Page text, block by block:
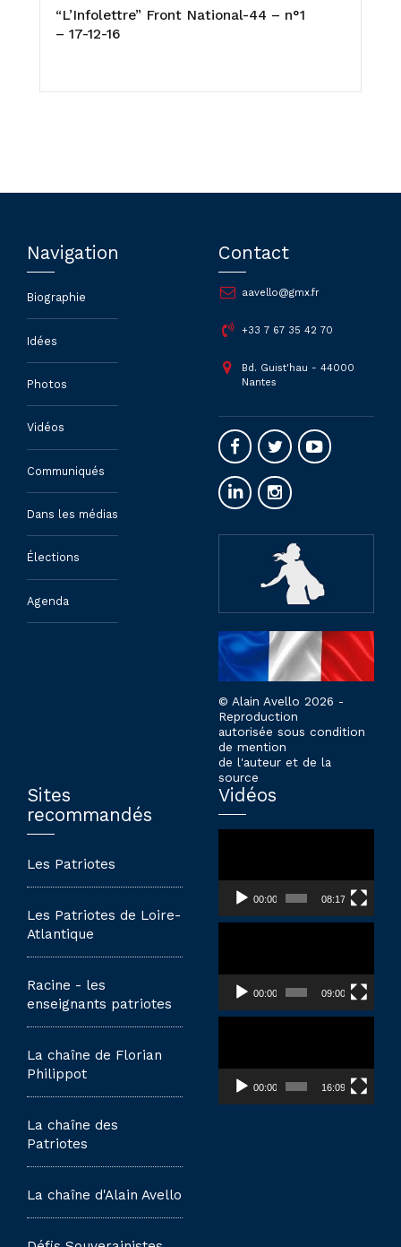
“L’Infolettre” Front National-44 – n°1
– 17-12-16
Navigation
Biographie
Idées
Photos
Vidéos
Communiqués
Dans les médias
Élections
Agenda
Contact
aavello@gmx.fr
+33 7 67 35 42 70
Bd. Guist'hau - 44000
Nantes
© Alain Avello 2026 -
Reproduction
autorisée sous condition
de mention
de l'auteur et de la
source
Sites
recommandés
Les Patriotes
Les Patriotes de Loire-
Atlantique
Racine - les
enseignants patriotes
La chaîne de Florian
Philippot
La chaîne des
Patriotes
La chaîne d'Alain Avello
Vidéos
00:00 08:17
00:00 09:00
00:00 16:09